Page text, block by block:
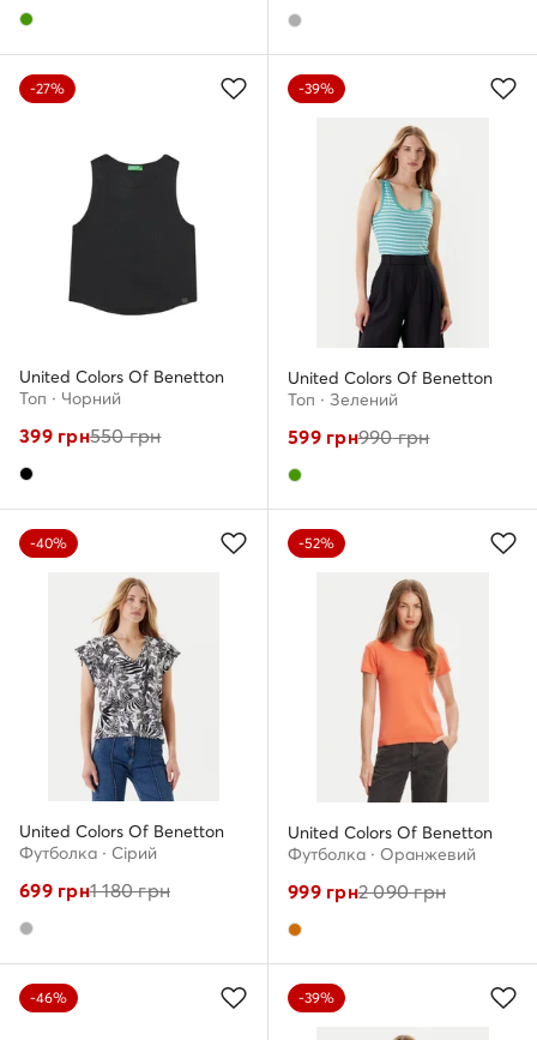
-27%
United Colors Of Benetton
Топ · Чорний
399грн550грн
-39%
United Colors Of Benetton
Топ · Зелений
599грн990грн
-40%
United Colors Of Benetton
Футболка · Сірий
699грн1 180грн
-52%
United Colors Of Benetton
Футболка · Оранжевий
999грн2 090грн
-46% -39%